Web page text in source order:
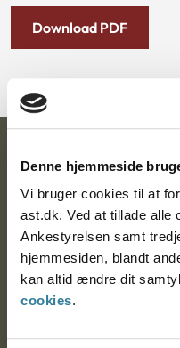
Denne hjemmeside
Vi bruger cookies til at
ast.dk. Ved at tillade alle
Ankestyrelsen samt
hjemmesiden, blandt
kan altid ændre dit
cookies.
Download PDF
Ankestyrelsen
Postadresse:
Nytorv 7, 2. sal
9000 Aalborg